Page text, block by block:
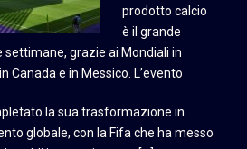
prodotto calcio
è il grande
settimane, grazie ai Mondiali in
Canada e in Messico. L’evento
la sua trasformazione in
globale, con la Fifa che ha messo